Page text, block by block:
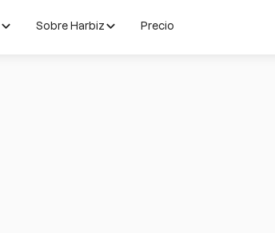
Sobre Harbiz Precio